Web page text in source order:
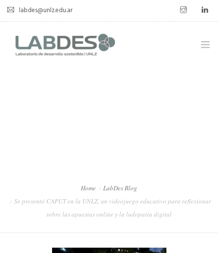
labdes@unlz.edu.ar
Home
LabDes Blog
Se presentó CAPUT en la UNLZ, un videojuego educativo para reflexionar
sobre las apuestas online y la ludopatía digital